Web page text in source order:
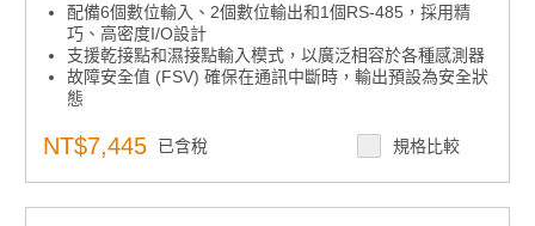
配備6個數位輸入、2個數位輸出和1個RS-485，採用精
巧、高密度I/O設計
支援乾接點和濕接點輸入模式，以廣泛相容於各種感測器
故障安全值 (FSV) 確保在通訊中斷時，輸出預設為安全狀
態
的無線連接
確保使用WPA3/TLS 1.3加密和X.509證書驗證進行安全的
數據傳輸
本地儲存超過10,000個數據點，具備SNTP/RTC時間同步
NT$7,445 已含稅 規格比較